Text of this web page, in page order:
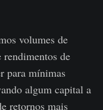
volumes de
de
para mínimas
algum capital a
retornos mais